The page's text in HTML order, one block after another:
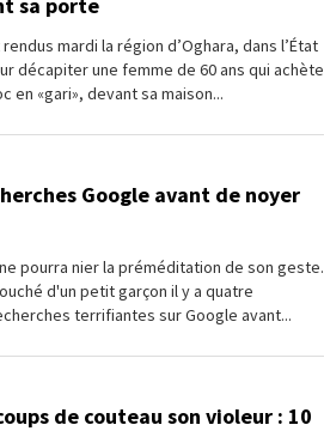
mardi la région d’Oghara, dans l’État
décapiter une femme de 60 ans qui achète
en «gari», devant sa maison...
Google avant de noyer
pourra nier la préméditation de son geste.
d'un petit garçon il y a quatre
terrifiantes sur Google avant...
de couteau son violeur : 10